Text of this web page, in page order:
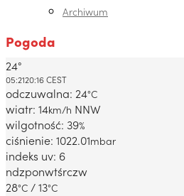
Archiwum
Pogoda
Dabrowa Gornicza, PL
24°
05:2120:16 CEST
odczuwalna: 24°C
wiatr: 14km/h NNW
wilgotność: 39%
ciśnienie: 1022.01mbar
indeks uv: 6
ndzponwtśrczw
28°C / 13°C